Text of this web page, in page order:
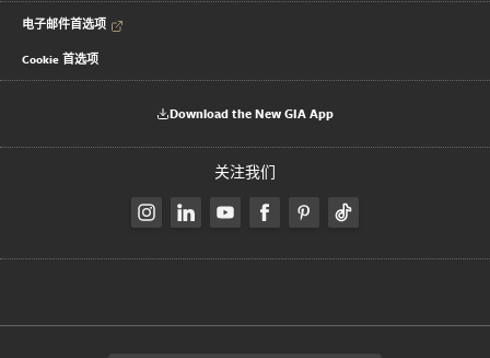
电子邮件首选项
Cookie 首选项
Download the New GIA App
关注我们